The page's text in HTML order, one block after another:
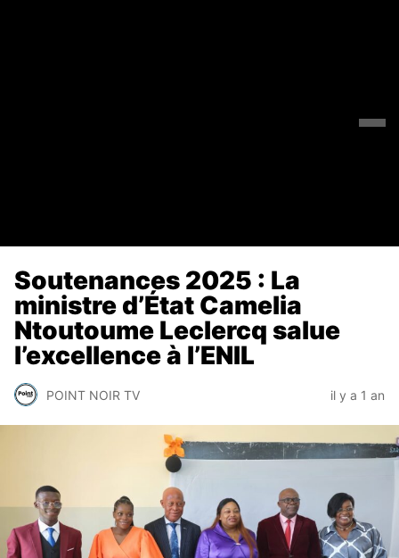
Soutenances 2025 : La
ministre d’État Camelia
Ntoutoume Leclercq salue
l’excellence à l’ENIL
POINT NOIR TV il y a 1 an